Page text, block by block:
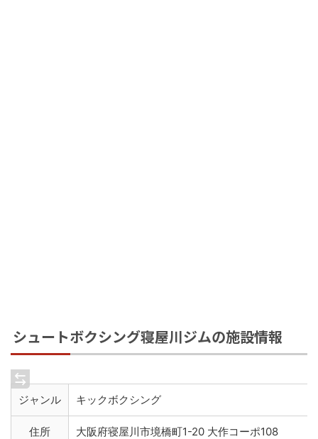
シュートボクシング寝屋川ジムの施設情報
ジャンル キックボクシング
住所 大阪府寝屋川市境橋町1-20 大作コーポ108